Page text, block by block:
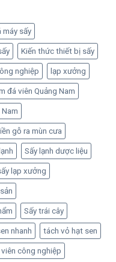
máy sấy
Kiến thức thiết bị sấy
nghiệp lạp xưởng
đá viên Quảng Nam
gỗ ra mùn cưa
Sấy lạnh dược liệu
lạp xưởng
Sấy trái cây
nhanh tách vỏ hạt sen
công nghiệp